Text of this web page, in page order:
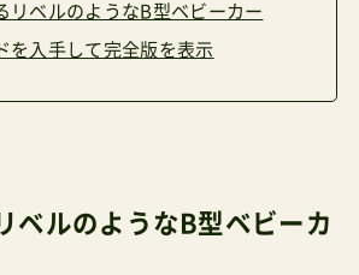
リベルのようなB型ベビーカー
入手して完全版を表示
ベルのようなB型ベビーカ